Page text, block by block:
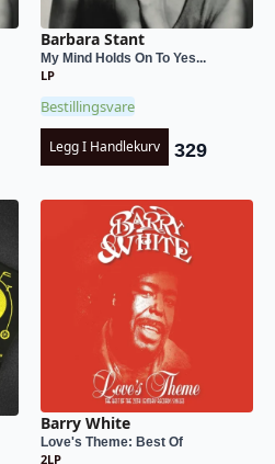
Barbara Stant
My Mind Holds On To Yes...
LP
Bestillingsvare
Legg I Handlekurv 329
Barry White
Love's Theme: Best Of
2LP